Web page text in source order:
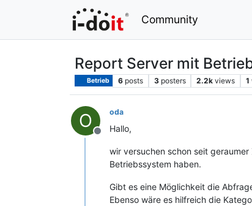
Community
Report Server mit
Betrieb 6 posts 3 posters 2.2k views 1
O
Offline
oda
Hallo,
wir versuchen schon seit
Betriebssystem haben.
Gibt es eine Möglichkeit die
Ebenso wäre es hilfreich die